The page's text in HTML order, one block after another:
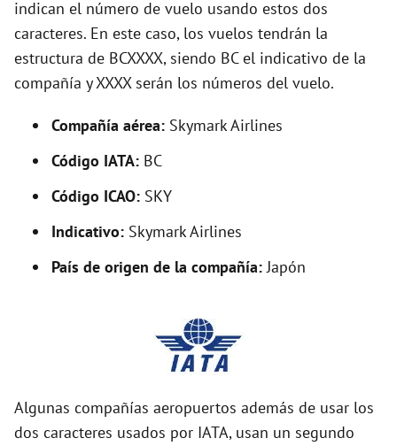
o
indican el número de vuelo usando estos dos
caracteres. En este caso, los vuelos tendrán la
estructura de BCXXXX, siendo BC el indicativo de la
compañía y XXXX serán los números del vuelo.
Compañía aérea: Skymark Airlines
Código IATA: BC
Código ICAO: SKY
Indicativo: Skymark Airlines
País de origen de la compañía:Japón
Algunas compañías aeropuertos además de usar los
dos caracteres usados por IATA, usan un segundo